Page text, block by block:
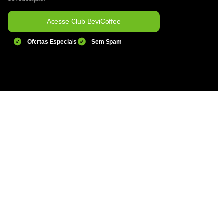
Acesse Club BeviCoffee
Ofertas Especiais Sem Spam